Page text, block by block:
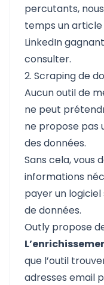
percutants,
temps un article
LinkedIn
consulter.
2. Scraping de
Aucun outil de
ne peut
ne propose pas
des données.
Sans cela, vous
informations
payer un
de données.
Outly propose
que l’outil
adresses email